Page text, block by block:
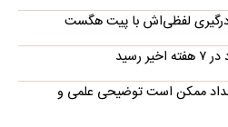
درگیری لفظی‌اش با پیت هگست
شدن‌ های در ساعت ۳ بامداد ممکن است توضیحی علمی و